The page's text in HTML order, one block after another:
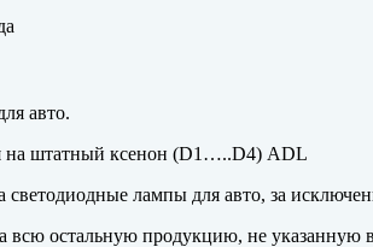
авто.
на штатный ксенон (D1…..D4) ADL
светодиодные лампы для авто, за
всю остальную продукцию, не указанную